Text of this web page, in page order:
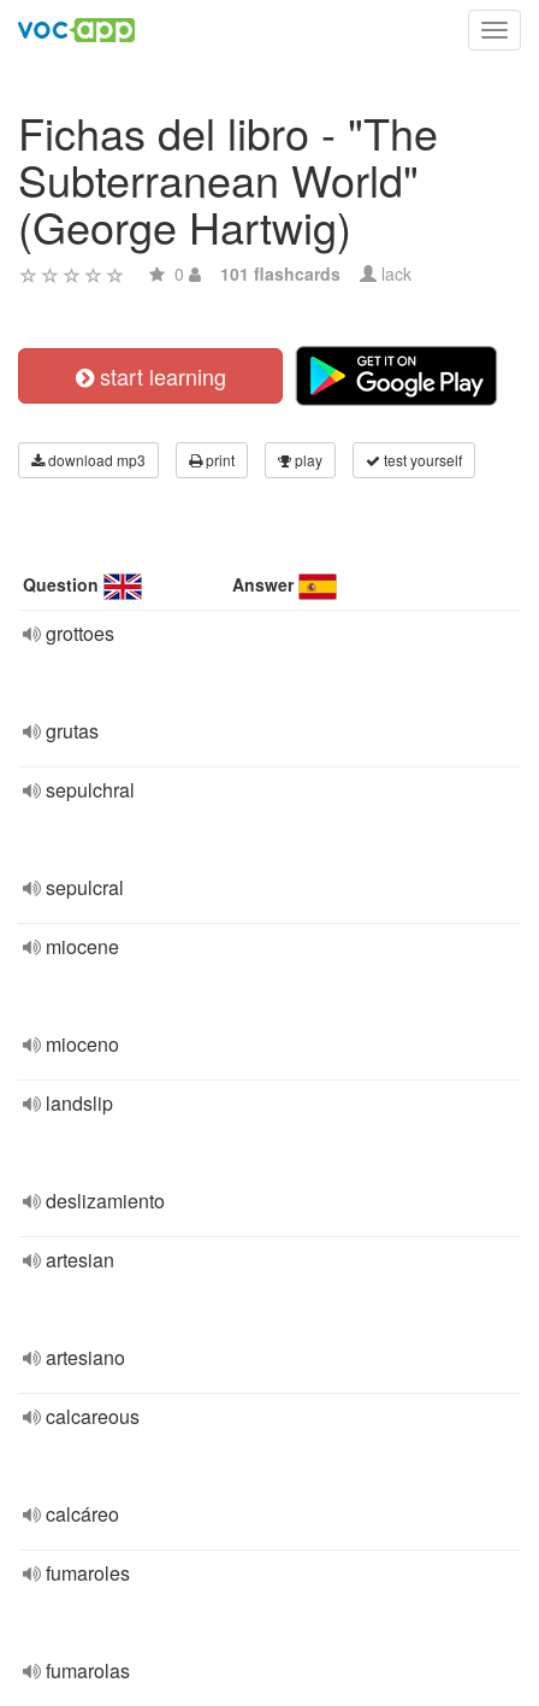
Fichas del libro - "The
Subterranean World"
(George Hartwig)
0 101 flashcards lack
start learning
download mp3 print play test yourself
Question Answer
grottoes
grutas
sepulchral
sepulcral
miocene
mioceno
landslip
deslizamiento
artesian
artesiano
calcareous
calcáreo
fumaroles
fumarolas